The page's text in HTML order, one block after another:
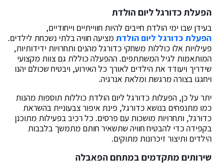
הפעלת כדורגל ליום הולדת
בעידן שבו ימי הולדת חייבים להיות חווייתיים וייחודיים,
הפעלת כדורגל ליום הולדת מציעה חוויה בלתי נשכחת לילדים.
פעילויות אלו כוללות משחקי כדורגל מהנים ותחרויות ידידותיות,
המותאמות לגיל המשתתפים. ההפעלה כוללת גם צוות מקצועי
שידריך ויעודד את הילדים לאורך כל האירוע, ויבטיח שכולם יהנו
ויחגגו בצורה מרגשת ומלאת אנרגיה.
יתר על כן, הפעלות כדורגל ליום הולדת כוללות תוספות מהנות
כמו מתנפחים בנושא כדורגל, פינת איפור צבעוניית בהשראת
כדורגל, ותחרויות מושכות עם פרסים. כל רכיב בפעילות מתוכנן
בקפידה כדי להבטיח חוויה שתשאיר חותם מתמשך בלבבות
הילדים ותיצור זיכרונות מתוקים.
שירותים מתקדמים במתחם הפאבלה